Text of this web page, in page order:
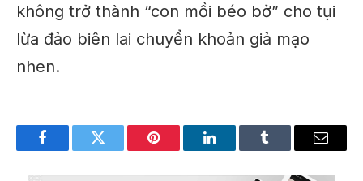
không trở thành “con mồi béo bở” cho tụi
lừa đảo biên lai chuyển khoản giả mạo
nhen.
FacebookTwitter Pinterest LinkedInTumblr Email